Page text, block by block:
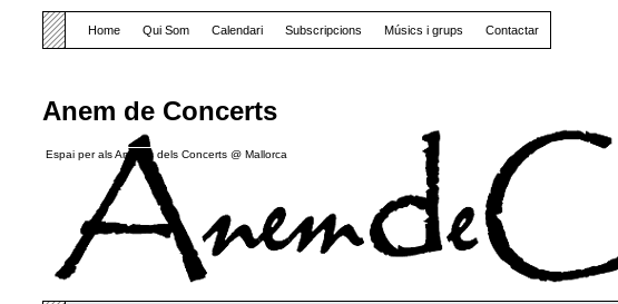
Anem de Concerts
Espai per als Amants dels Concerts @ Mallorca
Home Qui Som Calendari Subscripcions Músics i grups Contactar